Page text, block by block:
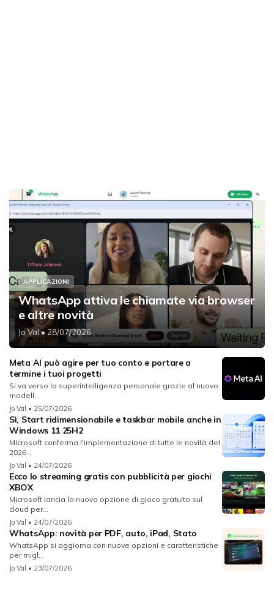
APPLICAZIONI
WhatsApp attiva le chiamate via browser
e altre novità
Jo Val• 28/07/2026
Meta AI può agire per tuo conto e portare a
termine i tuoi progetti
Si va verso la superintelligenza personale grazie al nuovo
modell...
Jo Val • 25/07/2026
Sì, Start ridimensionabile e taskbar mobile anche in
Windows 11 25H2
Microsoft conferma l'implementazione di tutte le novità del
2026...
Jo Val • 24/07/2026
Ecco lo streaming gratis con pubblicità per giochi
XBOX
Microsoft lancia la nuova opzione di gioco gratuito sul
cloud per...
Jo Val • 24/07/2026
WhatsApp: novità per PDF, auto, iPad, Stato
WhatsApp si aggiorna con nuove opzioni e caratteristiche
per migl...
Jo Val • 23/07/2026